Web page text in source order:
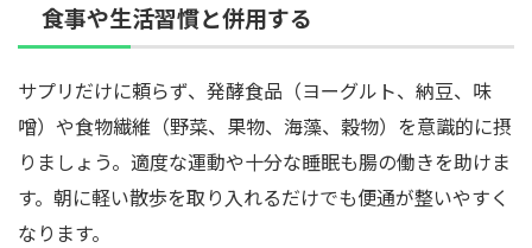
食事や生活習慣と併用する
サプリだけに頼らず、発酵食品（ヨーグルト、納豆、味
噌）や食物繊維（野菜、果物、海藻、穀物）を意識的に摂
りましょう。適度な運動や十分な睡眠も腸の働きを助けま
す。朝に軽い散歩を取り入れるだけでも便通が整いやすく
なります。